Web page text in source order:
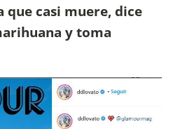
que casi muere, dice
y toma